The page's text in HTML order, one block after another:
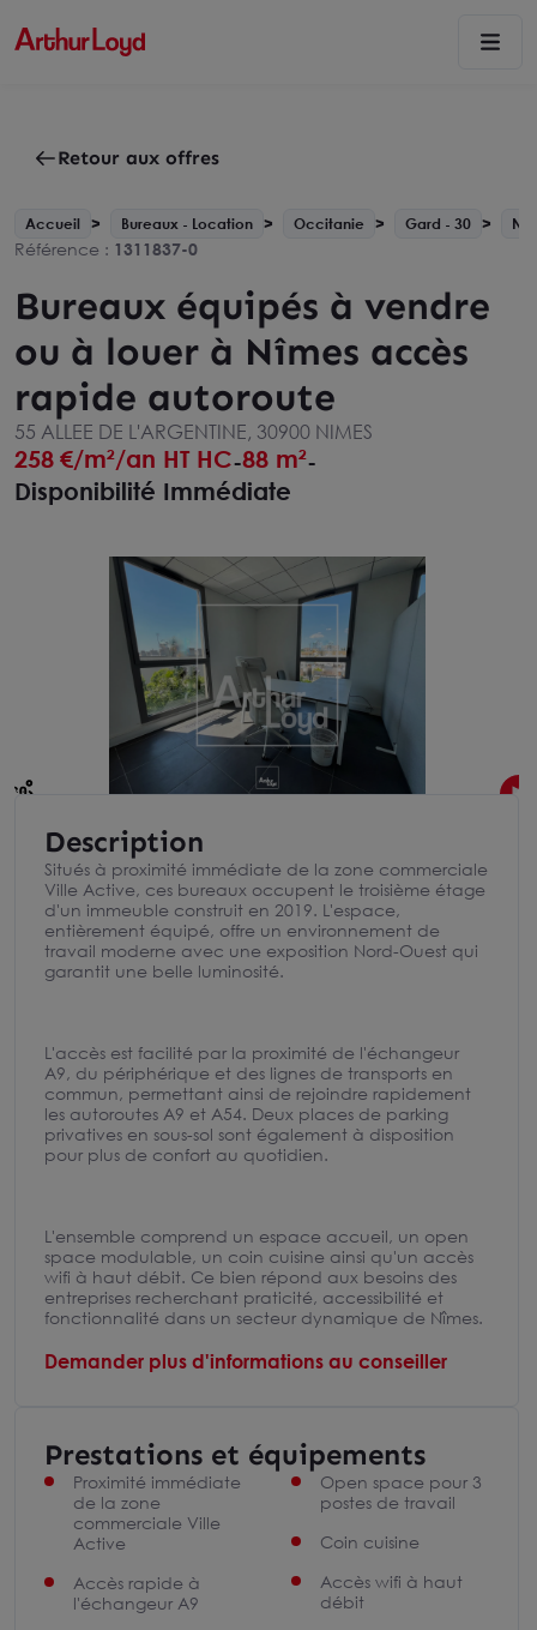
Retour aux offres
Accueil Bureaux - Location Occitanie Gard - 30
Référence : 1311837-0
Bureaux équipés à vendre
ou à louer à Nîmes accès
rapide autoroute
55 ALLEE DE L'ARGENTINE, 30900 NIMES
258 €/m²/an HT HC-88 m²-
Disponibilité Immédiate
Description
Situés à proximité immédiate de la zone commerciale
Ville Active, ces bureaux occupent le troisième étage
d'un immeuble construit en 2019. L'espace,
entièrement équipé, offre un environnement de
travail moderne avec une exposition Nord-Ouest qui
garantit une belle luminosité.
L'accès est facilité par la proximité de l'échangeur
A9, du périphérique et des lignes de transports en
commun, permettant ainsi de rejoindre rapidement
les autoroutes A9 et A54. Deux places de parking
privatives en sous-sol sont également à disposition
pour plus de confort au quotidien.
L'ensemble comprend un espace accueil, un open
space modulable, un coin cuisine ainsi qu'un accès
wifi à haut débit. Ce bien répond aux besoins des
entreprises recherchant praticité, accessibilité et
fonctionnalité dans un secteur dynamique de Nîmes.
Demander plus d'informations au conseiller
Prestations et équipements
Proximité immédiate
de la zone
commerciale Ville
Active
Accès rapide à
l'échangeur A9
Open space pour 3
postes de travail
Coin cuisine
Accès wifi à haut
débit